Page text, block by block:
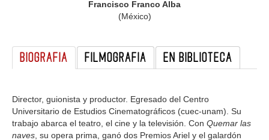
Francisco Franco Alba
(México)
BIOGRAFIA FILMOGRAFIA EN BIBLIOTECA
Director, guionista y productor. Egresado del Centro
Universitario de Estudios Cinematográficos (cuec-unam). Su
trabajo abarca el teatro, el cine y la televisión. Con Quemar las
naves , su opera prima, ganó dos Premios Ariel y el galardón